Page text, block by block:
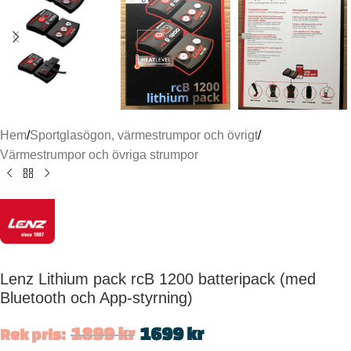
Hem/Sportglasögon, värmestrumpor och övrigt/
Värmestrumpor och övriga strumpor
Lenz Lithium pack rcB 1200 batteripack (med
Bluetooth och App-styrning)
Rek pris: 1899kr 1699kr